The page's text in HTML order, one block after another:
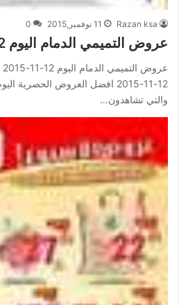
Razan ksa 11 نوفمبر,2015 0
عروض التميمي الدمام اليوم 12-11-2015
والتي تشاهدون…